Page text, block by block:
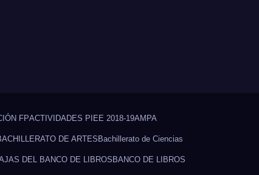
FPACTIVIDADES PIEE 2018-19AMPA
DE ARTESBachillerato de Ciencias
DEL BANCO DE LIBROS BANCO DE LIBROS